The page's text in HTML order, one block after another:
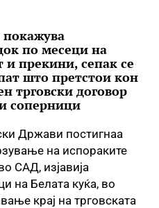
покажува
по месеци на
и прекини, сепак се
што претстои кон
трговски договор
соперници
Држави постигнаа
на испораките
САД, изјавија
на Белата куќа, во
крај на трговската